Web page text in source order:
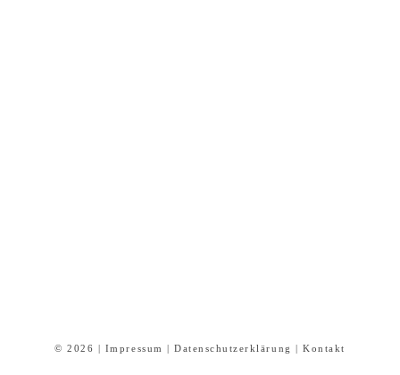
© 2026 | Impressum |Datenschutzerklärung |Kontakt